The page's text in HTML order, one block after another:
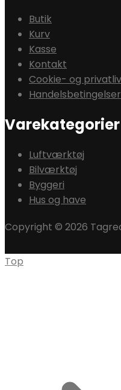
Butik
Kurv
Kasse
Kontakt
Cookie- og
Handelsbetingelser
Varekategorier
Luftværktøj
Bilværktøj
Byggeri
Hus og have
Copyright © 2026
Top